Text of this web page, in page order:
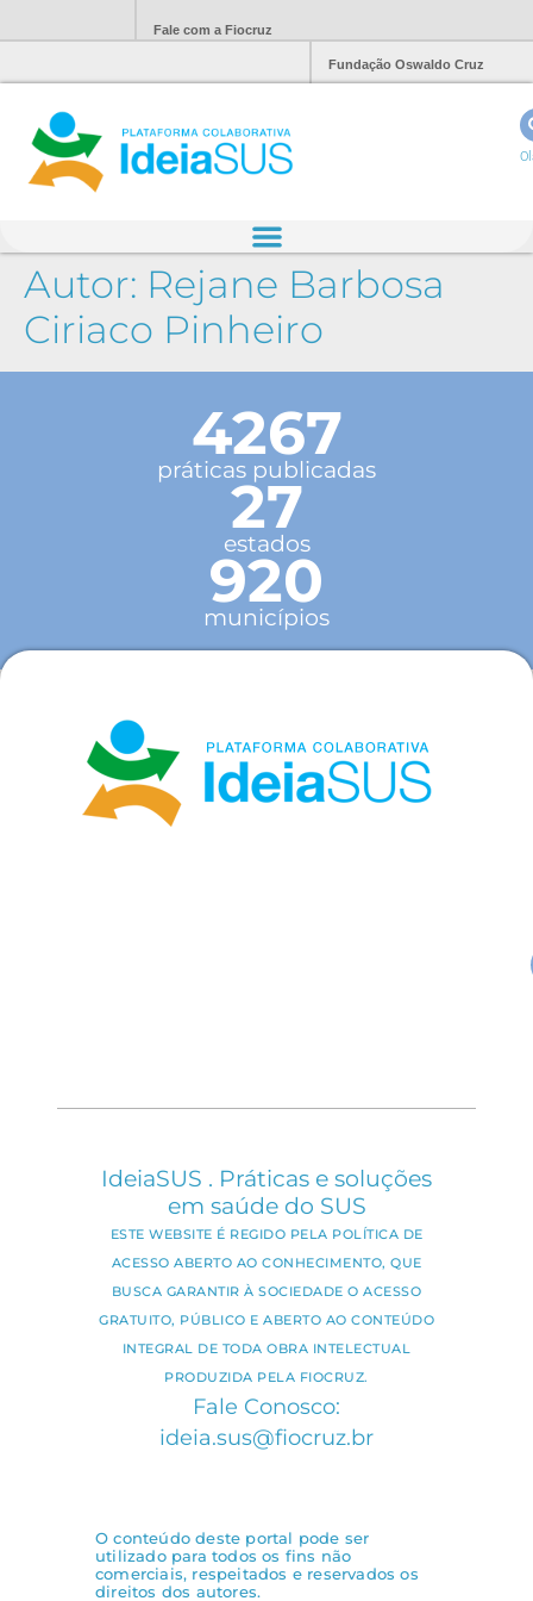
Fale com a Fiocruz
Fundação Oswaldo Cruz
Autor: Rejane Barbosa
Ciriaco Pinheiro
4267
práticas publicadas
27
estados
920
municípios
IdeiaSUS . Práticas e soluções
em saúde do SUS
ESTE WEBSITE É REGIDO PELA POLÍTICA DE
ACESSO ABERTO AO CONHECIMENTO, QUE
BUSCA GARANTIR À SOCIEDADE O ACESSO
GRATUITO, PÚBLICO E ABERTO AO CONTEÚDO
INTEGRAL DE TODA OBRA INTELECTUAL
PRODUZIDA PELA FIOCRUZ.
Fale Conosco:
ideia.sus@fiocruz.br
O conteúdo deste portal pode ser
utilizado para todos os fins não
comerciais, respeitados e reservados os
direitos dos autores.